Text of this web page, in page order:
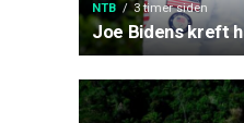
NTB 3 timer siden
Joe Bidens kreft